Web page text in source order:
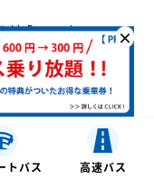
トバス ⾼速バス
×
Reserved.